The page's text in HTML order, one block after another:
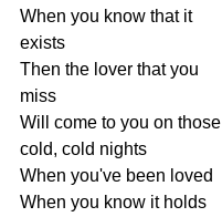
When you know that it
exists
Then the lover that you
miss
Will
come to you on those
cold, cold nights
When you've been loved
When you know it holds